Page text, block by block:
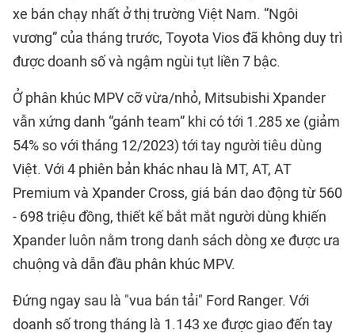
xe bán chạy nhất ở thị trường Việt Nam. “Ngôi
vương” của tháng trước, Toyota Vios đã không duy trì
được doanh số và ngậm ngùi tụt liền 7 bậc.
Ở phân khúc MPV cỡ vừa/nhỏ, Mitsubishi Xpander
vẫn xứng danh “gánh team” khi có tới 1.285 xe (giảm
54% so với tháng 12/2023) tới tay người tiêu dùng
Việt. Với 4 phiên bản khác nhau là MT, AT, AT
Premium và Xpander Cross, giá bán dao động từ 560
- 698 triệu đồng, thiết kế bắt mắt người dùng khiến
Xpander luôn nằm trong danh sách dòng xe được ưa
chuộng và dẫn đầu phân khúc MPV.
Đứng ngay sau là "vua bán tải" Ford Ranger. Với
doanh số trong tháng là 1.143 xe được giao đến tay